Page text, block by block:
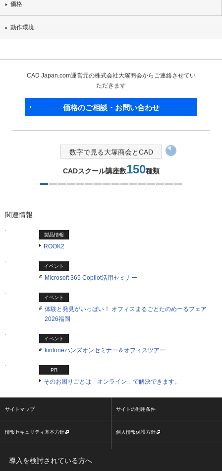
価格
動作環境
CAD Japan.com運営元の株式会社大塚商会からご連絡させてい
ただきます
価格のご相談・お問い合わせ
数字で見る大塚商会とCAD
CADスクール講座数150種類
関連情報
製品情報
ROOK2
イベント
Microsoft 365 Copilot活用セミナー
イベント
体験と発見がいっぱい！ オフィスまるごとたのめーるフェア
2026福岡
イベント
kintoneハンズオンセミナー＆オフィスツアー
PR
そのお困りごとは「オンライン」で解決できます。
導入を検討されている方へ
サイトマップ サイトの利用条件
情報セキュリティ基本方針 個人情報保護方針